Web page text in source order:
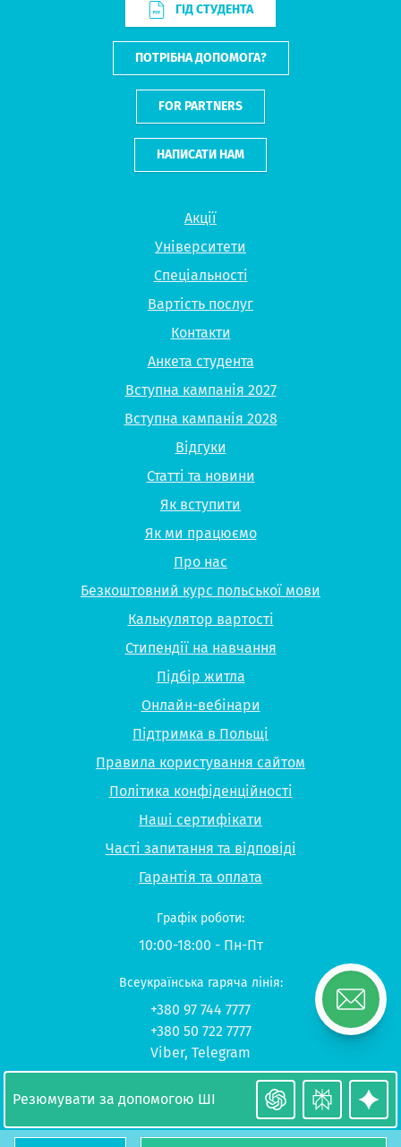
Акції
Університети
Спеціальності
Вартість послуг
Контакти
Анкета студента
Вступна кампанія 2027
Вступна кампанія 2028
Відгуки
Статті та новини
Як вступити
Як ми працюємо
Про нас
Безкоштовний курс польської мови
Калькулятор вартості
Стипендії на навчання
Підбір житла
Онлайн-вебінари
Підтримка в Польщі
Правила користування сайтом
Політика конфіденційності
Наші сертифікати
Часті запитання та відповіді
Гарантія та оплата
ГІД СТУДЕНТА
ПОТРІБНА ДОПОМОГА?
FOR PARTNERS
НАПИСАТИ НАМ
© 2026 UP-STUDY «Навчання в Польщі»
Графік роботи:
10:00-18:00 - Пн-Пт
Всеукраїнська гаряча лінія:
+380 97 744 7777
+380 50 722 7777
Viber, Telegram
Резюмувати за допомогою ШІ